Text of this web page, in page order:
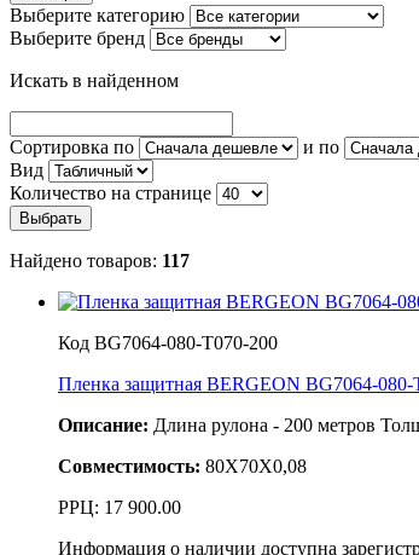
Выберите категорию
Выберите бренд
Искать в найденном
Сортировка по
и по
Вид
Количество на странице
Найдено товаров: 117
Код BG7064-080-T070-200
Пленка защитная BERGEON BG7064-080-
Описание: Длина рулона - 200 метров
Совместимость: 80X70X0,08
РРЦ: 17 900.00
Информация о наличии доступна